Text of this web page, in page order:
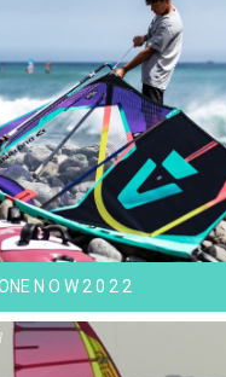
22-10-21
NEWS
N O W 2 0 2 2